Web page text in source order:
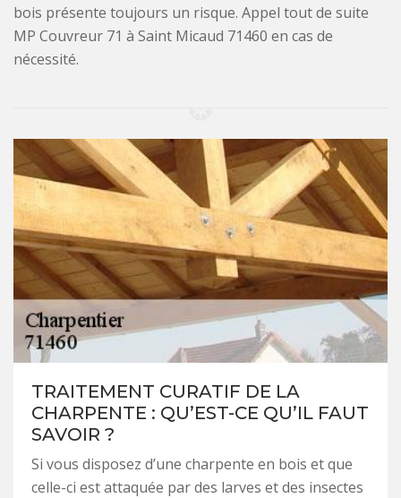
bois présente toujours un risque. Appel tout de suite
MP Couvreur 71 à Saint Micaud 71460 en cas de
nécessité.
TRAITEMENT CURATIF DE LA
CHARPENTE : QU’EST-CE QU’IL FAUT
SAVOIR ?
Si vous disposez d’une charpente en bois et que
celle-ci est attaquée par des larves et des insectes